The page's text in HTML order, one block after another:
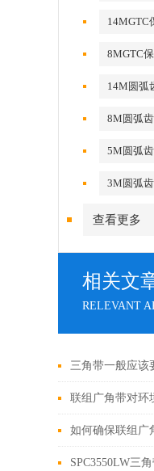
14MGTC
8MGTC
14M圆弧
8M圆弧
5M圆弧
3M圆弧
查看更多
相关文
RELEVANT
三角带一般应该
联组广角带对环
下几个方面
如何确保联组广
性能呢？
SPC3550LW三